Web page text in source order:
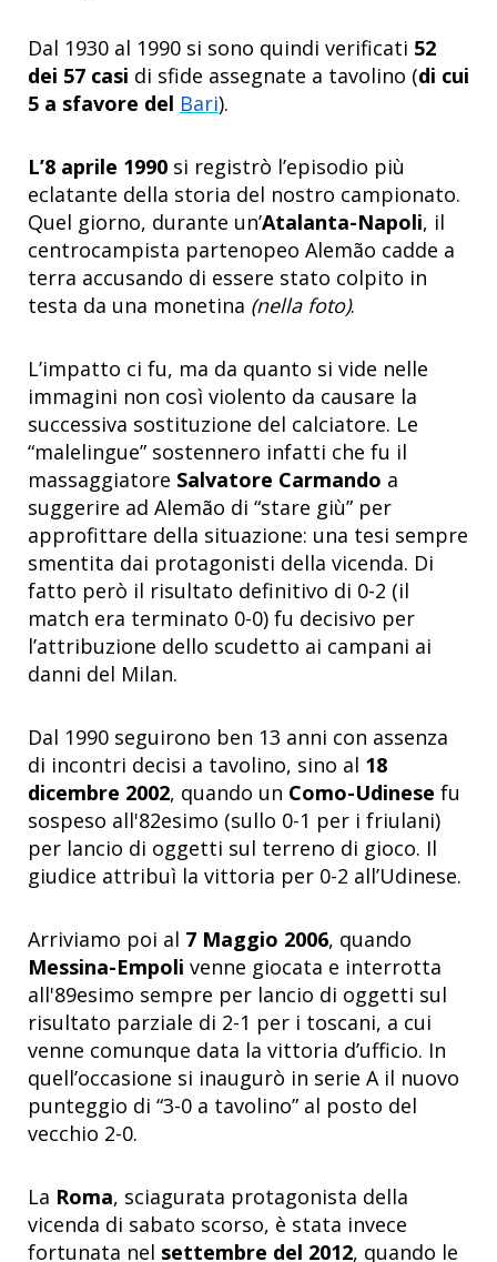
Dal 1930 al 1990 si sono quindi verificati 52
dei 57 casi di sfide assegnate a tavolino (di cui
5 a sfavore del Bari).
L’8 aprile 1990 si registrò l’episodio più
eclatante della storia del nostro campionato.
Quel giorno, durante un’Atalanta-Napoli, il
centrocampista partenopeo Alemão cadde a
terra accusando di essere stato colpito in
testa da una monetina (nella foto).
L’impatto ci fu, ma da quanto si vide nelle
immagini non così violento da causare la
successiva sostituzione del calciatore. Le
“malelingue” sostennero infatti che fu il
massaggiatore Salvatore Carmando a
suggerire ad Alemão di “stare giù” per
approfittare della situazione: una tesi sempre
smentita dai protagonisti della vicenda. Di
fatto però il risultato definitivo di 0-2 (il
match era terminato 0-0) fu decisivo per
l’attribuzione dello scudetto ai campani ai
danni del Milan.
Dal 1990 seguirono ben 13 anni con assenza
di incontri decisi a tavolino, sino al 18
dicembre 2002, quando un Como-Udinese fu
sospeso all'82esimo (sullo 0-1 per i friulani)
per lancio di oggetti sul terreno di gioco. Il
giudice attribuì la vittoria per 0-2 all’Udinese.
Arriviamo poi al 7 Maggio 2006, quando
Messina-Empoli venne giocata e interrotta
all'89esimo sempre per lancio di oggetti sul
risultato parziale di 2-1 per i toscani, a cui
venne comunque data la vittoria d’ufficio. In
quell’occasione si inaugurò in serie A il nuovo
punteggio di “3-0 a tavolino” al posto del
vecchio 2-0.
La Roma, sciagurata protagonista della
vicenda di sabato scorso, è stata invece
fortunata nel settembre del 2012, quando le